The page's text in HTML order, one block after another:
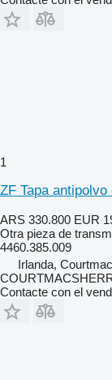
1
ZF Tapa
ARS 330.800 EUR
Otra pieza de
4460.385.009
Irlanda,
Contacte con el